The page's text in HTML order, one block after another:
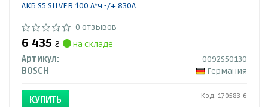
АКБ S5 SILVER 100 А*ч -/+ 830A
0 отзывов
6 435 ₴
на складе
Артикул:
0092S50130
BOSCH
Германия
КУПИТЬ Код: 170583-6